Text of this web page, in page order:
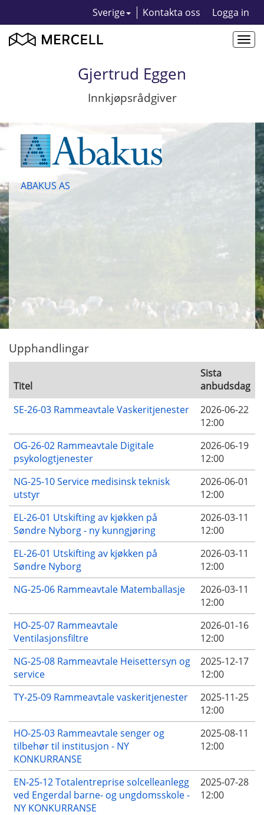
Sverige Kontakta oss Logga in
Gjertrud Eggen
Innkjøpsrådgiver
ABAKUS AS
Upphandlingar
Titel
Sista
anbudsdag
SE-26-03 Rammeavtale Vaskeritjenester
2026-06-22
12:00
OG-26-02 Rammeavtale Digitale
psykologtjenester
2026-06-19
12:00
NG-25-10 Service medisinsk teknisk
utstyr
2026-06-01
12:00
EL-26-01 Utskifting av kjøkken på
Søndre Nyborg - ny kunngjøring
2026-03-11
12:00
EL-26-01 Utskifting av kjøkken på
Søndre Nyborg
2026-03-11
12:00
NG-25-06 Rammeavtale Matemballasje
2026-03-11
12:00
HO-25-07 Rammeavtale
Ventilasjonsfiltre
2026-01-16
12:00
NG-25-08 Rammeavtale Heisettersyn og
service
2025-12-17
12:00
TY-25-09 Rammeavtale vaskeritjenester
2025-11-25
12:00
HO-25-03 Rammeavtale senger og
tilbehør til institusjon - NY
KONKURRANSE
2025-08-11
12:00
EN-25-12 Totalentreprise solcelleanlegg
ved Engerdal barne- og ungdomsskole -
NY KONKURRANSE
2025-07-28
12:00